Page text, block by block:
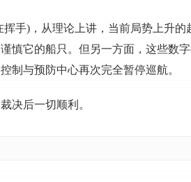
手)，从理论上讲，当前局势上升的
慎它的船只。但另一方面，这些数
制与预防中心再次完全暂停巡航。
决后一切顺利。